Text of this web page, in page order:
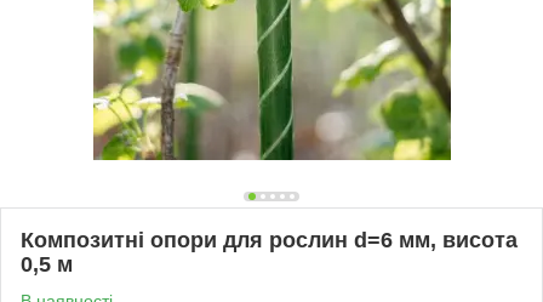
Композитні опори для рослин d=6 мм, висота
0,5 м